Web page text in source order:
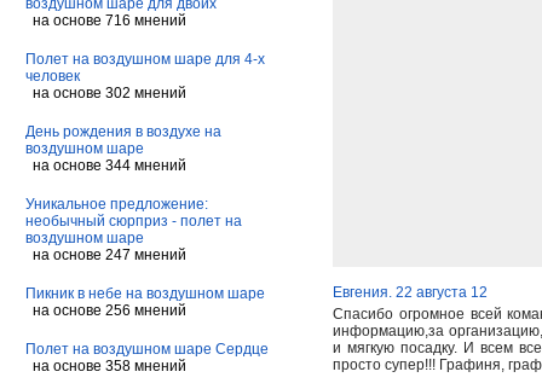
на основе 716 мнений
Полет на воздушном шаре для 4-х
человек
на основе 302 мнений
День рождения в воздухе на
воздушном шаре
на основе 344 мнений
Уникальное предложение:
необычный сюрприз - полет на
воздушном шаре
на основе 247 мнений
Пикник в небе на воздушном шаре
на основе 256 мнений
Полет на воздушном шаре Сердце
на основе 358 мнений
Евгения. 22 августа 12
Спасибо огромное всей
информацию,за
и мягкую посадку. И всем
просто супер!!! Графиня,